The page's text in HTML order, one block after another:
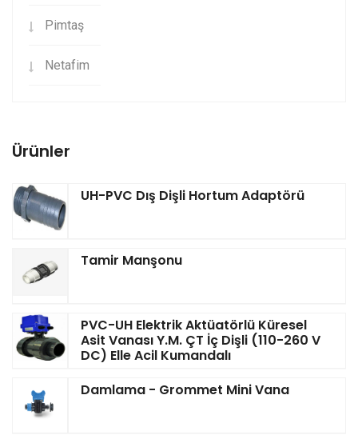
Pimtaş
Netafim
Ürünler
UH-PVC Dış Dişli Hortum Adaptörü
Tamir Manşonu
PVC-UH Elektrik Aktüatörlü Küresel
Asit Vanası Y.M. ÇT İç Dişli (110-260 V
DC) Elle Acil Kumandalı
Damlama - Grommet Mini Vana